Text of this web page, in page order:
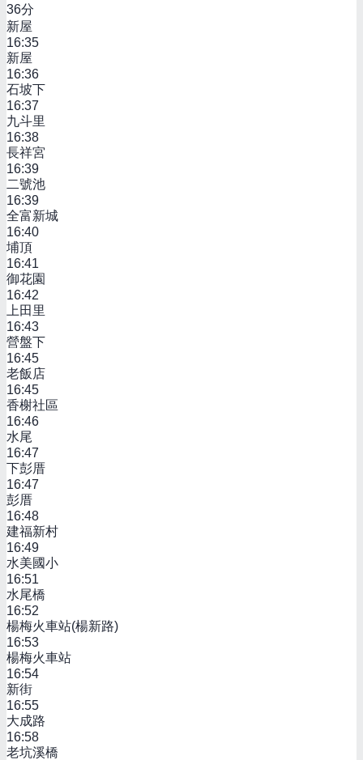
36分
新屋
16:35
新屋
16:36
石坡下
16:37
九斗里
16:38
長祥宮
16:39
二號池
16:39
全富新城
16:40
埔頂
16:41
御花園
16:42
上田里
16:43
營盤下
16:45
老飯店
16:45
香榭社區
16:46
水尾
16:47
下彭厝
16:47
彭厝
16:48
建福新村
16:49
水美國小
16:51
水尾橋
16:52
楊梅火車站(楊新路)
16:53
楊梅火車站
16:54
新街
16:55
大成路
16:58
老坑溪橋